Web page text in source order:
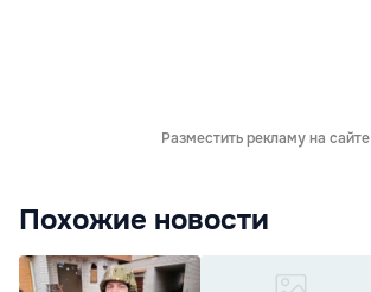
Разместить рекламу на сайте
Похожие новости